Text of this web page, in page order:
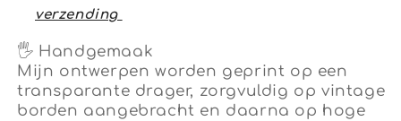
verzending
🖐 Handgemaak
Mijn ontwerpen worden geprint op een
transparante drager, zorgvuldig op vintage
borden aangebracht en daarna op hoge